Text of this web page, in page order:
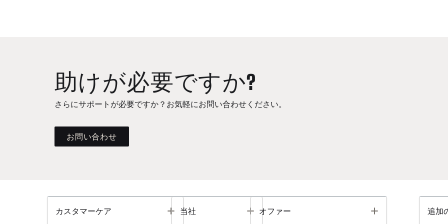
助けが必要ですか?
さらにサポートが必要ですか？お気軽にお問い合わせください。
お問い合わせ
カスタマーケア Toggle
当社 Toggle
オファー Toggle 追加